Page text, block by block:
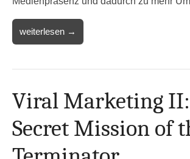
weiterlesen →
Viral Marketing
Secret Mission of